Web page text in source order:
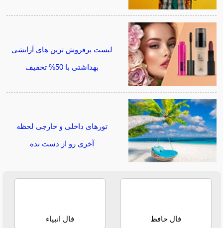
لیست پرفروش ترین های آرایشی
بهداشتی با 50% تخفیف
تورهای داخلی و خارجی لحظه
آخری رو از دست نده
فال حافظ فال انبیاء